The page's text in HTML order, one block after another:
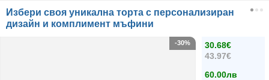
Избери своя уникална торта с персонализиран
дизайн и комплимент мъфини
30.68€
43.97€
60.00лв
-30%